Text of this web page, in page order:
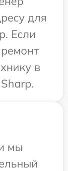
для
Если
в
мы